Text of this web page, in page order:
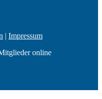
| Impressum
online